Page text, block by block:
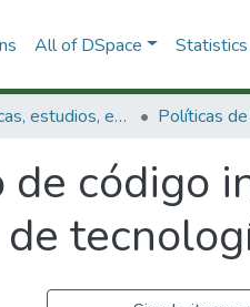
All of DSpace Statistics
3.2.1. Políticas, estudios, evaluaciones e indicadores de CTeI
de código